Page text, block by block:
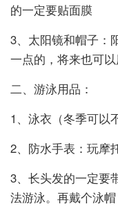
的一定要贴面膜
3、太阳镜和帽子：
一点的，将来也可
二、游泳用品：
1、泳衣（冬季可以
2、防水手表：玩摩
3、长头发的一定要
法游泳。再戴个泳